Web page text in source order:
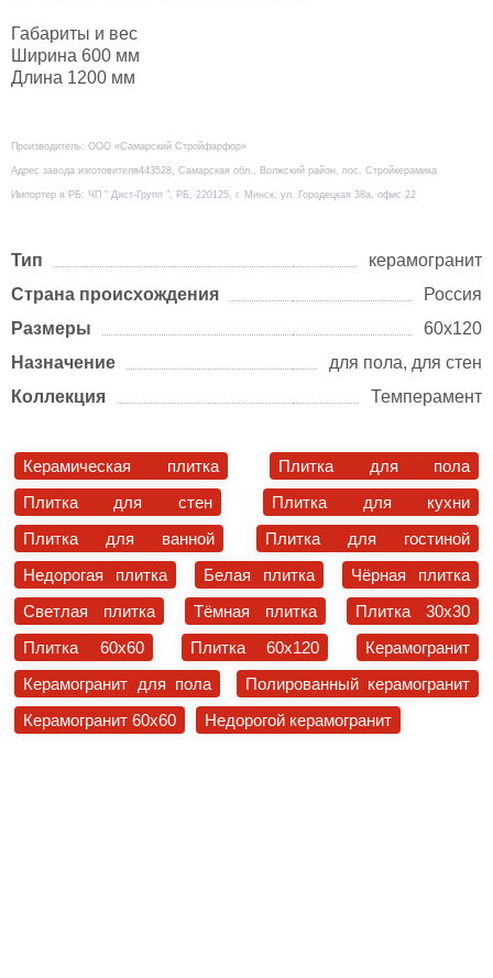
Габариты и вес
Ширина 600 мм
Длина 1200 мм
Производитель: ООО «Самарский Стройфарфор»
Адрес завода изготовителя443528, Самарская обл., Волжский район, пос. Стройкерамика
Импортер в РБ: ЧП " Дист-Групп ", РБ, 220125, г. Минск, ул. Городецкая 38а, офис 22
Тип
керамогранит
Страна происхождения
Россия
Размеры
60х120
Назначение
для пола, для стен
Коллекция
Темперамент
Керамическая плитка
Плитка для пола
Плитка для стен
Плитка для кухни
Плитка для ванной
Плитка для гостиной
Недорогая плитка
Белая плитка
Чёрная плитка
Светлая плитка
Тёмная плитка
Плитка 30x30
Плитка 60x60
Плитка 60x120
Керамогранит
Керамогранит для пола
Полированный керамогранит
Керамогранит 60x60
Недорогой керамогранит